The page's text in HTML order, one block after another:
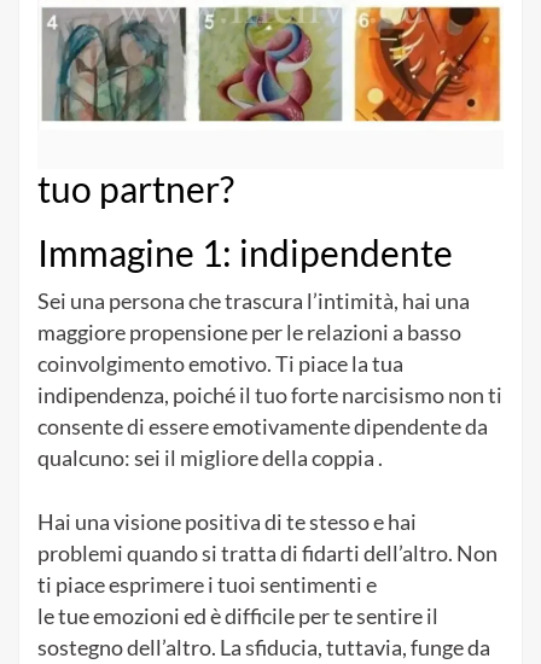
tuo partner?
Immagine 1: indipendente
Sei una persona che trascura l’intimità, hai una
maggiore propensione per le relazioni a basso
coinvolgimento emotivo. Ti piace la tua
indipendenza, poiché il tuo forte narcisismo non ti
consente di essere emotivamente dipendente da
qualcuno: sei il migliore della coppia .
Hai una visione positiva di te stesso e hai
problemi quando si tratta di fidarti dell’altro. Non
ti piace esprimere i tuoi sentimenti e
le tue emozioni ed è difficile per te sentire il
sostegno dell’altro. La sfiducia, tuttavia, funge da